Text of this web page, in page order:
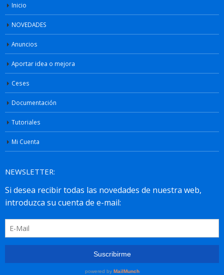
Inicio
NOVEDADES
Anuncios
Aportar idea o mejora
Ceses
Documentación
Tutoriales
Mi Cuenta
NEWSLETTER: